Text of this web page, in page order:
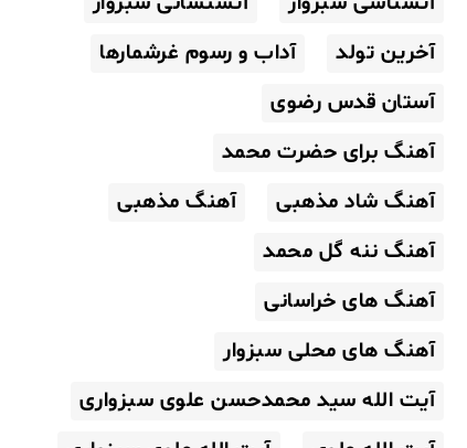
آخرین تولد
آداب و رسوم غرشمارها
آستان قدس رضوی
آهنگ برای حضرت محمد
آهنگ شاد مذهبی
آهنگ مذهبی
آهنگ ننه گل محمد
آهنگ های خراسانی
آهنگ های محلی سبزوار
آیت الله سید محمدحسن علوی سبزواری